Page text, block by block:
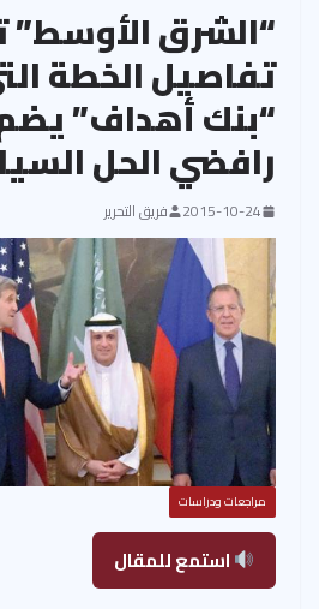
“الشرق الأوسط”
تفاصيل الخطة
“بنك أهداف”
رافضي الحل
2015-10-24 فريق التحرير
مراجعات ودراسات
استمع للمقال